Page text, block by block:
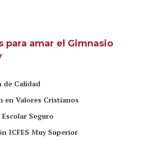
para amar el Gimnasio
de Calidad
en Valores Cristianos
Seguro
ICFES Muy Superior